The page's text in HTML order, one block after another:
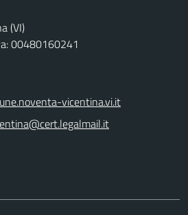
(VI)
00480160241